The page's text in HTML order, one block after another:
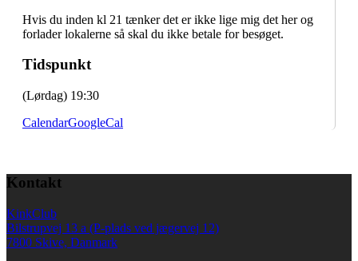
Hvis du inden kl 21 tænker det er ikke lige mig det her og
forlader lokalerne så skal du ikke betale for besøget.
Tidspunkt
(Lørdag) 19:30
CalendarGoogleCal
Kontakt
KinkClub
Bilstrupvej 13 a (P-plads ved jægervej 12)
7800 Skive, Danmark